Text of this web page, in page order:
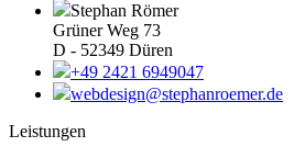
Stephan Römer
Grüner Weg 73
D - 52349 Düren
+49 2421 6949047
webdesign@stephanroemer.de
Leistungen